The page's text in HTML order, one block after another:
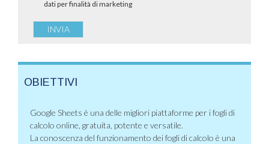
dati per finalità di marketing
OBIETTIVI
Google Sheets è una delle migliori piattaforme per i fogli di
calcolo online, gratuita, potente e versatile.
La conoscenza del funzionamento dei fogli di calcolo è una